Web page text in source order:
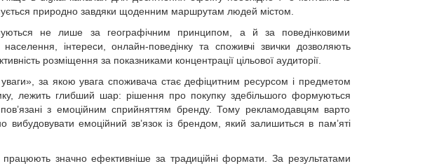
природно завдяки щоденним маршрутам людей містом.
не лише за географічним принципом, а й за поведінковими
інтереси, онлайн-поведінку та споживчі звички дозволяють
розміщення за показниками концентрації цільової аудиторії.
уваги», за якою увага споживача стає дефіцитним ресурсом і предметом
лежить глибший шар: рішення про покупку здебільшого формуються
пов’язані з емоційним сприйняттям бренду. Тому рекламо­давцям варто
вибудовувати емоційний зв’язок із брендом, який залишиться в пам’яті
значно ефективніше за традиційні формати. За результатами